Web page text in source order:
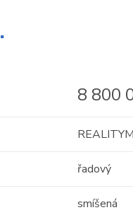
.
8 800
řadový
smíšená